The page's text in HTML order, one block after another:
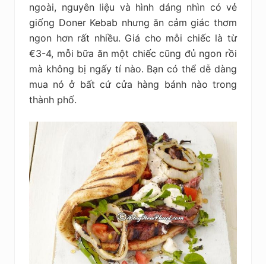
ngoài, nguyên liệu và hình dáng nhìn có vẻ
giống Doner Kebab nhưng ăn cảm giác thơm
ngon hơn rất nhiều. Giá cho mỗi chiếc là từ
€3-4, mỗi bữa ăn một chiếc cũng đủ ngon rồi
mà không bị ngấy tí nào. Bạn có thể dễ dàng
mua nó ở bất cứ cửa hàng bánh nào trong
thành phố.